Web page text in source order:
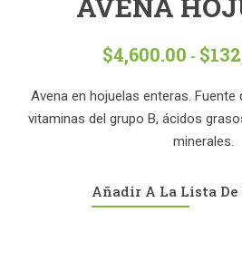
$4,600.00 - $
Avena en hojuelas enteras. Fuente
vitaminas del grupo B, ácidos
minerales.
Añadir A La Lista De